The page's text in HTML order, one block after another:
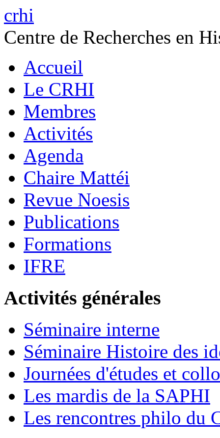
crhi
Centre de Recherches en
Accueil
Le CRHI
Membres
Activités
Agenda
Chaire Mattéi
Revue Noesis
Publications
Formations
IFRE
Activités générales
Séminaire interne
Séminaire Histoire des
Journées d'études et
Les mardis de la SAPHI
Les rencontres philo du